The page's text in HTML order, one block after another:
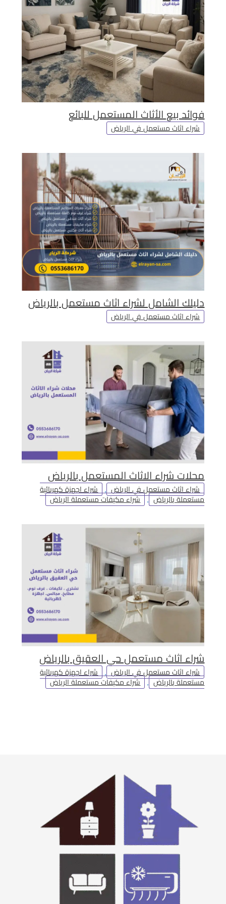
فوائد بيع الأثاث المستعمل للبائع
شراء اثاث مستعمل في الرياض
دليلك الشامل لشراء اثاث مستعمل بالرياض
شراء اثاث مستعمل في الرياض
محلات شراء الاثاث المستعمل بالرياض
شراء اثاث مستعمل في الرياض ,
شراء اجهزة كهربائية
مستعملة بالرياض
, شراء مكيفات مستعملة الرياض
شراء اثاث مستعمل حي العقيق بالرياض
شراء اثاث مستعمل في الرياض
شراء اجهزة كهربائية
مستعملة بالرياض
شراء مكيفات مستعملة الرياض